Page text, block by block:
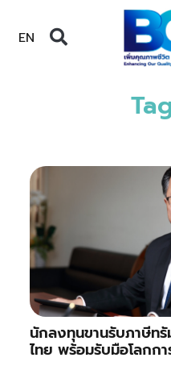
EN
นักลงทุนขานรับภาษีท
ไทย พร้อมรับมือโลกก